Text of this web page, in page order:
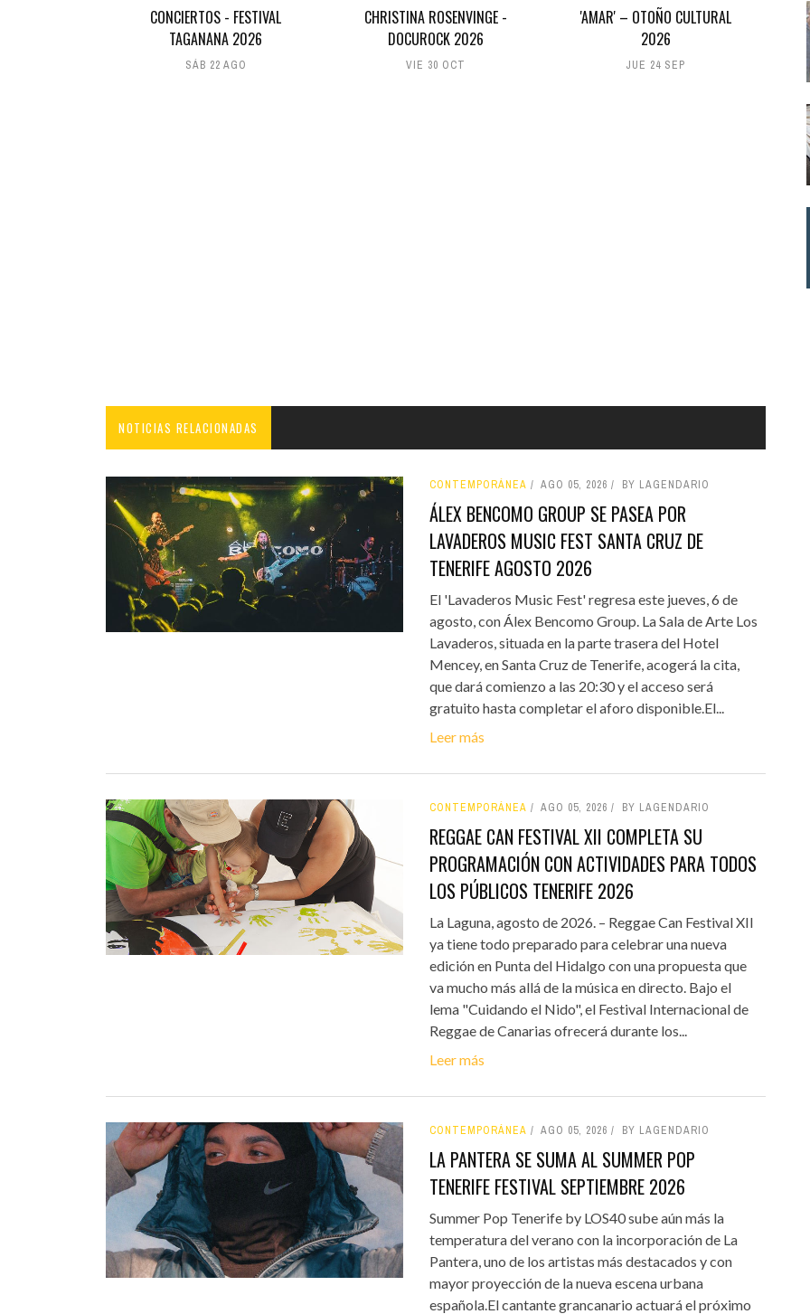
CONCIERTOS - FESTIVAL
TAGANANA 2026
SÁB 22 AGO
CHRISTINA ROSENVINGE -
DOCUROCK 2026
VIE 30 OCT
'AMAR' – OTOÑO CULTURAL
2026
JUE 24 SEP
NOTICIAS RELACIONADAS
CONTEMPORÁNEA AGO 05, 2026 BY LAGENDARIO
ÁLEX BENCOMO GROUP SE PASEA POR
LAVADEROS MUSIC FEST SANTA CRUZ DE
TENERIFE AGOSTO 2026
El 'Lavaderos Music Fest' regresa este jueves, 6 de
agosto, con Álex Bencomo Group. La Sala de Arte Los
Lavaderos, situada en la parte trasera del Hotel
Mencey, en Santa Cruz de Tenerife, acogerá la cita,
que dará comienzo a las 20:30 y el acceso será
gratuito hasta completar el aforo disponible.El...
Leer más
CONTEMPORÁNEA AGO 05, 2026 BY LAGENDARIO
REGGAE CAN FESTIVAL XII COMPLETA SU
PROGRAMACIÓN CON ACTIVIDADES PARA TODOS
LOS PÚBLICOS TENERIFE 2026
La Laguna, agosto de 2026. – Reggae Can Festival XII
ya tiene todo preparado para celebrar una nueva
edición en Punta del Hidalgo con una propuesta que
va mucho más allá de la música en directo. Bajo el
lema "Cuidando el Nido", el Festival Internacional de
Reggae de Canarias ofrecerá durante los...
Leer más
CONTEMPORÁNEA AGO 05, 2026 BY LAGENDARIO
LA PANTERA SE SUMA AL SUMMER POP
TENERIFE FESTIVAL SEPTIEMBRE 2026
Summer Pop Tenerife by LOS40 sube aún más la
temperatura del verano con la incorporación de La
Pantera, uno de los artistas más destacados y con
mayor proyección de la nueva escena urbana
española.El cantante grancanario actuará el próximo